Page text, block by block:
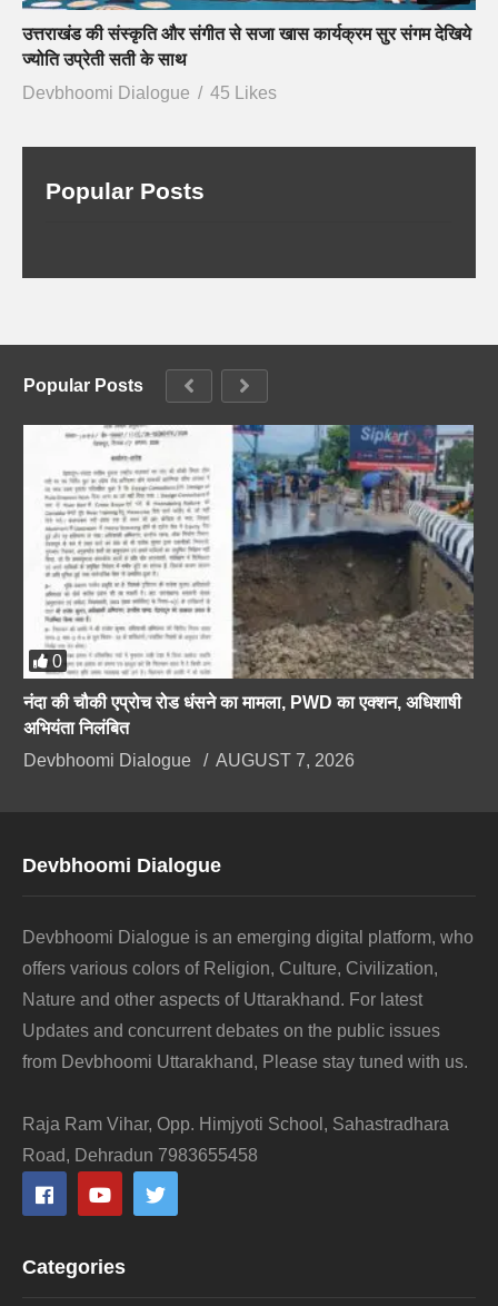
उत्तराखंड की संस्कृति और संगीत से सजा खास कार्यक्रम सुर संगम देखिये
ज्योति उप्रेती सती के साथ
Devbhoomi Dialogue
45 Likes
Popular Posts
Popular Posts
0
नंदा की चौकी एप्रोच रोड धंसने का मामला, PWD का एक्शन, अधिशाषी
अभियंता निलंबित
Devbhoomi Dialogue
AUGUST 7, 2026
Devbhoomi Dialogue
Devbhoomi Dialogue is an emerging digital platform, who
offers various colors of Religion, Culture, Civilization,
Nature and other aspects of Uttarakhand. For latest
Updates and concurrent debates on the public issues
from Devbhoomi Uttarakhand, Please stay tuned with us.
Raja Ram Vihar, Opp. Himjyoti School, Sahastradhara
Road, Dehradun 7983655458
Categories